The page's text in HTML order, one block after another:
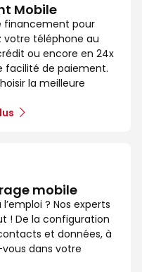
Mobile
financement pour
votre téléphone au
ou encore en 24x
facilité de paiement.
la meilleure
mobile
? Nos experts
! De la configuration
et données, à
dans votre